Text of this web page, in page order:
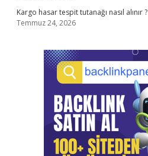
Kargo hasar tespit tutanağı nasıl alınır ?
Temmuz 24, 2026